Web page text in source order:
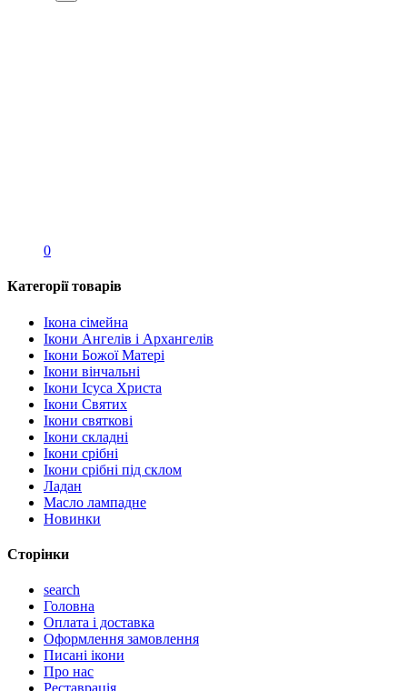
0
Категорії товарів
Ікона сімейна
Ікони Ангелів і Архангелів
Ікони Божої Матері
Ікони вінчальні
Ікони Ісуса Христа
Ікони Святих
Ікони святкові
Ікони складні
Ікони срібні
Ікони срібні під склом
Ладан
Масло лампадне
Новинки
Сторінки
search
Головна
Оплата і доставка
Оформлення замовлення
Писані ікони
Про нас
Реставрація